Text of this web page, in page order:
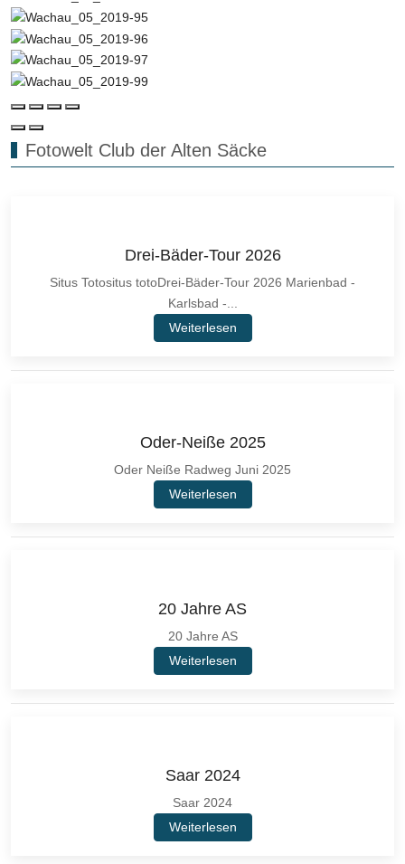
Fotowelt Club der Alten Säcke
Drei-Bäder-Tour 2026
Situs Totositus totoDrei-Bäder-Tour 2026 Marienbad -
Karlsbad -...
Weiterlesen
Oder-Neiße 2025
Oder Neiße Radweg Juni 2025
Weiterlesen
20 Jahre AS
20 Jahre AS
Weiterlesen
Saar 2024
Saar 2024
Weiterlesen